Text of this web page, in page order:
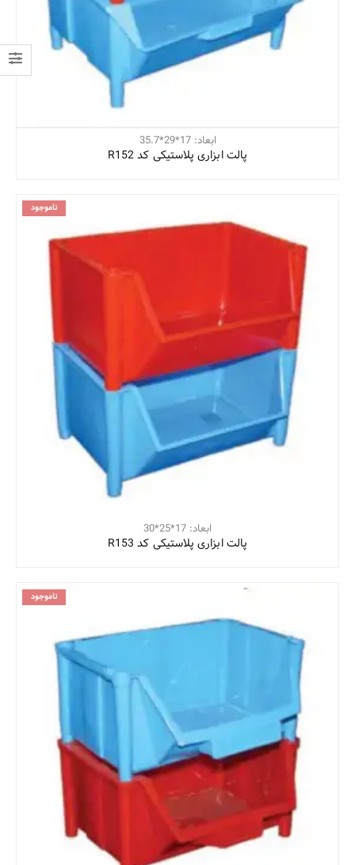
ابعاد: 17*29*35.7
پالت ابزاری پلاستیکی کد R152
ناموجود
ابعاد: 17*25*30
پالت ابزاری پلاستیکی کد R153
ناموجود